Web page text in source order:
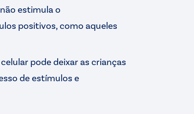
estimula o
positivos, como aqueles
pode deixar as crianças
de estímulos e